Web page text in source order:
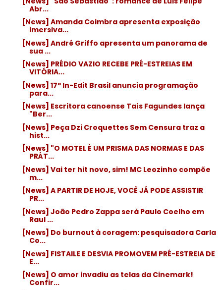
Abr...
[News] Amanda Coimbra apresenta exposição
imersiva...
[News] André Griffo apresenta um panorama de
sua ...
[News] PRÉDIO VAZIO RECEBE PRÉ-ESTREIAS EM
VITÓRIA...
[News] 17º In-Edit Brasil anuncia programação
para...
[News] Escritora canoense Taís Fagundes lança
"Ber...
[News] Peça Dzi Croquettes Sem Censura traz a
hist...
[News] "O MOTEL É UM PRISMA DAS NORMAS E DAS
PRÁT...
[News] Vai ter hit novo, sim! MC Leozinho compõe
m...
[News] A PARTIR DE HOJE, VOCÊ JÁ PODE ASSISTIR
PR...
[News] João Pedro Zappa será Paulo Coelho em
Raul ...
[News] Do burnout à coragem: pesquisadora Carla
Co...
[News] FISTAILE E DESVIA PROMOVEM PRÉ-ESTREIA DE
E...
[News] O amor invadiu as telas da Cinemark!
Confir...